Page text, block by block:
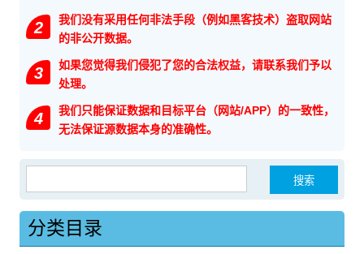
2
我们没有采用任何非法手段（例如黑客技术）盗取网站
的非公开数据。
3
如果您觉得我们侵犯了您的合法权益，请联系我们予以
处理。
4
我们只能保证数据和目标平台（网站/APP）的一致性，
无法保证源数据本身的准确性。
分类目录